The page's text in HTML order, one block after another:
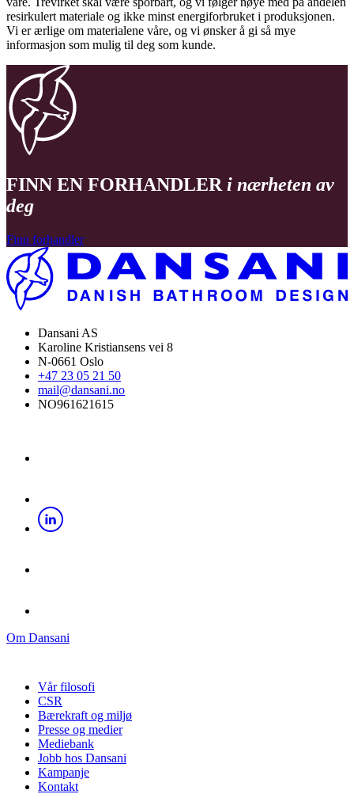
resirkulert materiale og ikke minst energiforbruket i produksjonen.
Vi er ærlige om materialene våre, og vi ønsker å gi så mye
informasjon som mulig til deg som kunde.
FINN EN FORHANDLER i nærheten av
deg
Finn forhandler
Dansani AS
Karoline Kristiansens vei 8
N-0661 Oslo
+47 23 05 21 50
mail@dansani.no
NO961621615
Om Dansani
Vår filosofi
CSR
Bærekraft og miljø
Presse og medier
Mediebank
Jobb hos Dansani
Kampanje
Kontakt